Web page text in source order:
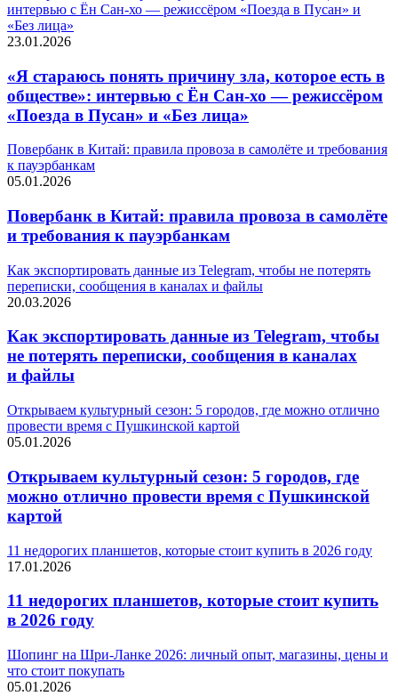
интервью с Ён Сан-хо — режиссёром «Поезда в Пусан» и
«Без лица»
23.01.2026
«Я стараюсь понять причину зла, которое есть в
обществе»: интервью с Ён Сан-хо — режиссёром
«Поезда в Пусан» и «Без лица»
Повербанк в Китай: правила провоза в самолёте и требования
к пауэрбанкам
05.01.2026
Повербанк в Китай: правила провоза в самолёте
и требования к пауэрбанкам
Как экспортировать данные из Telegram, чтобы не потерять
переписки, сообщения в каналах и файлы
20.03.2026
Как экспортировать данные из Telegram, чтобы
не потерять переписки, сообщения в каналах
и файлы
Открываем культурный сезон: 5 городов, где можно отлично
провести время с Пушкинской картой
05.01.2026
Открываем культурный сезон: 5 городов, где
можно отлично провести время с Пушкинской
картой
11 недорогих планшетов, которые стоит купить в 2026 году
17.01.2026
11 недорогих планшетов, которые стоит купить
в 2026 году
Шопинг на Шри-Ланке 2026: личный опыт, магазины, цены и
что стоит покупать
05.01.2026